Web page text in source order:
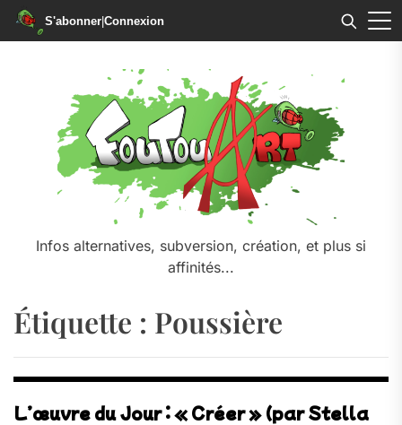
S'abonner|Connexion
Infos alternatives, subversion, création, et plus si
affinités...
Étiquette : Poussière
L’œuvre du Jour : « Créer » (par Stella